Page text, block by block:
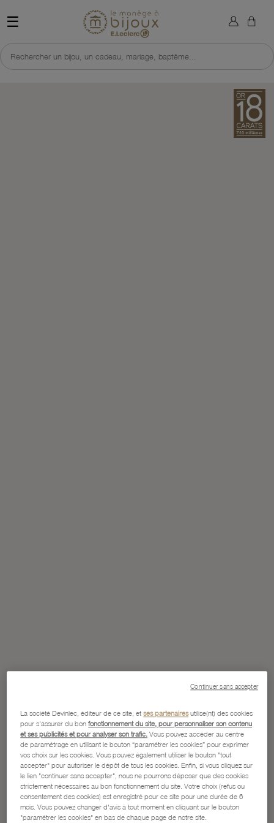
☰ Retour à l'accueil du site
Rechercher un bijou, un cadeau, mariage, baptême...
×
La société Devinlec, éditeur de ce site, etses partenairesutilise(nt) des cookies
pour s'assurer du bonfonctionnement du site, pour personnaliser son contenu
et ses publicités et pour analyser son trafic. Vous pouvez accéder au centre
de paramétrage en utilisant le bouton “paramétrer les cookies” pour exprimer
vos choix sur les cookies. Vous pouvez également utiliser le bouton "tout
accepter" pour autoriser le dépôt de tous les cookies. Enfin, si vous cliquez sur
le lien "continuer sans accepter", nous ne pourrons déposer que des cookies
strictement nécessaires au bon fonctionnement du site. Votre choix (refus ou
consentement des cookies) est enregistré pour ce site pour une durée de 6
mois. Vous pouvez changer d'avis à tout moment en cliquant sur le bouton
"paramétrer les cookies" en bas de chaque page de notre site.
Continuer sans accepter